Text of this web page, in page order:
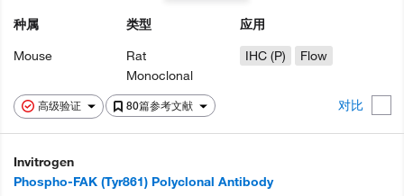
高级验证 80篇参考文献 对比
种属
Mouse
类型
Rat
Monoclonal
应用
IHC (P)
Flow
Invitrogen
Phospho-FAK (Tyr861) Polyclonal Antibody